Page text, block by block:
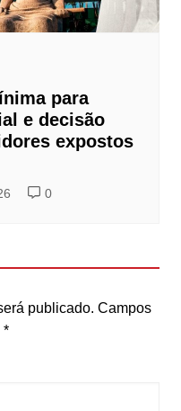
para
e decisão
expostos
0
publicado. Campos
*